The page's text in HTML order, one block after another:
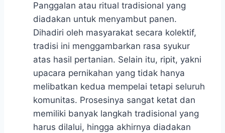
Panggalan atau ritual tradisional yang
diadakan untuk menyambut panen.
Dihadiri oleh masyarakat secara kolektif,
tradisi ini menggambarkan rasa syukur
atas hasil pertanian. Selain itu, ripit, yakni
upacara pernikahan yang tidak hanya
melibatkan kedua mempelai tetapi seluruh
komunitas. Prosesinya sangat ketat dan
memiliki banyak langkah tradisional yang
harus dilalui, hingga akhirnya diadakan